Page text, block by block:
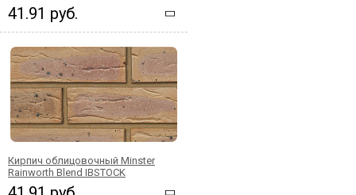
41.91 руб.
Кирпич облицовочный Minster
Rainworth Blend IBSTOCK